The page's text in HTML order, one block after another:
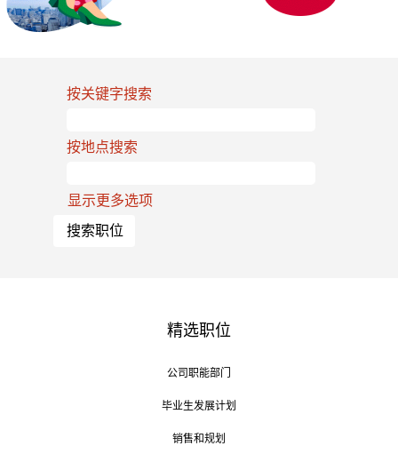
按关键字搜索
按地点搜索
显示更多选项
精选职位
公司职能部门
毕业生发展计划
销售和规划